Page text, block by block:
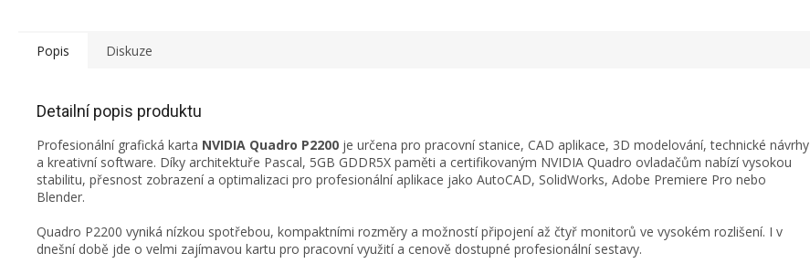
Popis Diskuze
Detailní popis produktu
Profesionální grafická karta NVIDIA Quadro P2200 je určena pro pracovní stanice, CAD aplikace, 3D modelování, technické návrhy
a kreativní software. Díky architektuře Pascal, 5GB GDDR5X paměti a certifikovaným NVIDIA Quadro ovladačům nabízí vysokou
stabilitu, přesnost zobrazení a optimalizaci pro profesionální aplikace jako AutoCAD, SolidWorks, Adobe Premiere Pro nebo
Blender.
Quadro P2200 vyniká nízkou spotřebou, kompaktními rozměry a možností připojení až čtyř monitorů ve vysokém rozlišení. I v
dnešní době jde o velmi zajímavou kartu pro pracovní využití a cenově dostupné profesionální sestavy.